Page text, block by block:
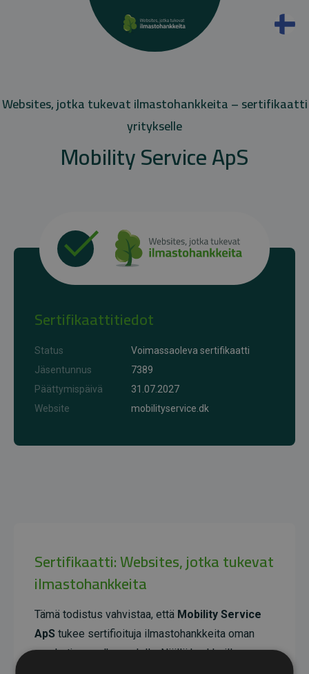
Websites, jotka tukevat ilmastohankkeita – sertifikaatti
yritykselle
Mobility Service ApS
Sertifikaattitiedot
Status
Voimassaoleva sertifikaatti
Jäsentunnus
7389
Päättymispäivä
31.07.2027
Website
mobilityservice.dk
Sertifikaatti: Websites, jotka tukevat
ilmastohankkeita
Tämä todistus vahvistaa, että Mobility Service
ApS tukee sertifioituja ilmastohankkeita oman
arvoketjunsa ulkopuolella. Näillä hankkeilla on